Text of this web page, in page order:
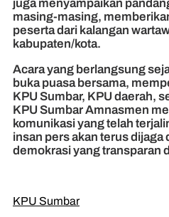
juga menyampaikan
masing-masing,
peserta dari kalangan
kabupaten/kota.
Acara yang berlangsung
buka puasa bersama,
KPU Sumbar, KPU daerah,
KPU Sumbar Amnasmen
komunikasi yang telah
insan pers akan terus
demokrasi yang transparan
KPU Sumbar